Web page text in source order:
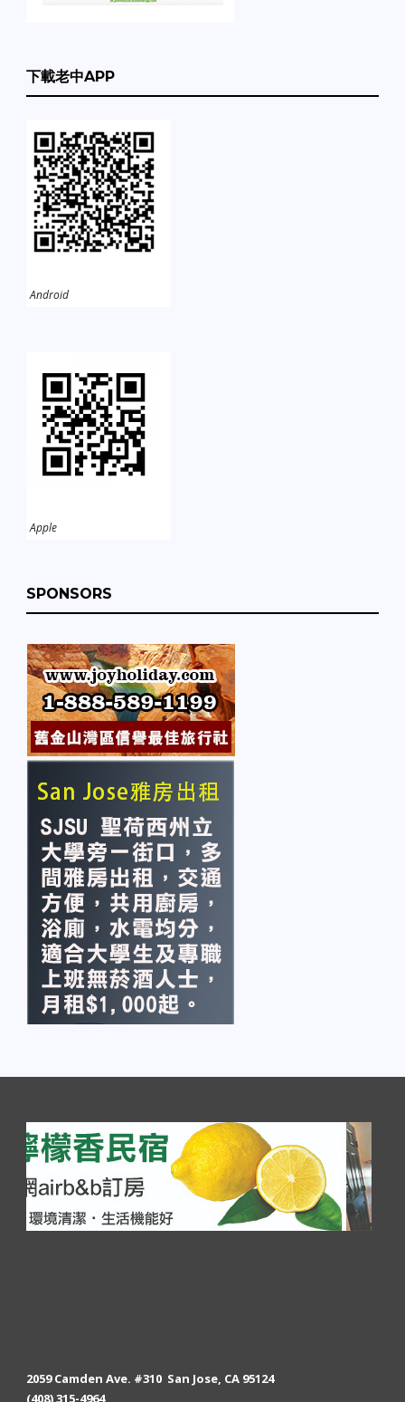
下載老中APP
Android
Apple
SPONSORS
2059 Camden Ave. #310 San Jose, CA 95124
(408) 315-4964